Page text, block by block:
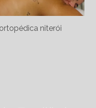
niterói